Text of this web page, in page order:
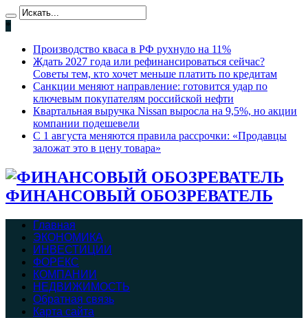
*
Производство кваса в РФ рухнуло на 11%
Ждать 2027 года или рефинансироваться сейчас?
Советы тем, кто хочет меньше платить по кредитам
Санкции меняют направление: готовится удар по
ключевым покупателям российской нефти
Квартальная выручка Nissan выросла на 9,5%, но акции
компании подешевели
С 1 августа меняются правила рассрочки: «Продавцы
заложат это в цену товара»
ФИНАНСОВЫЙ ОБОЗРЕВАТЕЛЬ
Главная
ЭКОНОМИКА
ИНВЕСТИЦИИ
ФОРЕКС
КОМПАНИИ
НЕДВИЖИМОСТЬ
Обратная связь
Карта сайта